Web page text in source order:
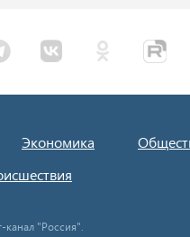
Экономика
канал "Россия".